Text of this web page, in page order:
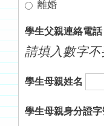
離婚
學生父親連絡電話
請填入數字不
學生母親姓名
學生母親身分證